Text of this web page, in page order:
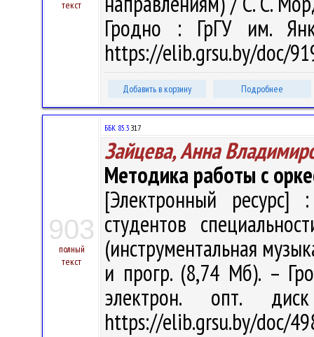
текст
Гродно : ГрГУ им.
https://elib.grsu.by/doc/
Добавить в корзину Подробнее
903
полный
текст
ББК 85.3 З17
Зайцева, Анна
Методика работы с
[Электронный ресурс]
студентов
(инструментальная
и прогр. (8,74 Мб). –
электрон. опт.
https://elib.grsu.by/doc/